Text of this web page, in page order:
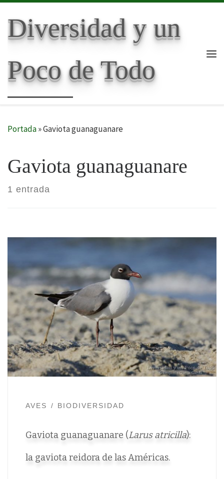
Diversidad y un
Poco de Todo
Portada»Gaviota guanaguanare
Gaviota guanaguanare
1 entrada
AVES BIODIVERSIDAD
Gaviota guanaguanare (Larus atricilla):
la gaviota reidora de las Américas.